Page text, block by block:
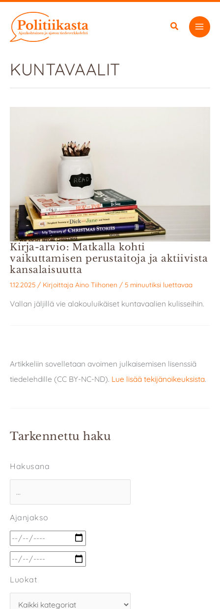
sisältöön
KUNTAVAALIT
Kirja-arvio: Matkalla kohti
vaikuttamisen perustaitoja ja aktiivista
kansalaisuutta
1.12.2025 / Kirjoittaja Aino Tiihonen / 5 minuutiksi luettavaa
Vallan jäljillä vie alakouluikäiset kuntavaalien kulisseihin.
Artikkeliin sovelletaan avoimen julkaisemisen lisenssiä
tiedelehdille (CC BY-NC-ND). Lue lisää tekijänoikeuksista.
Tarkennettu haku
Hakusana
Ajanjakso
Luokat